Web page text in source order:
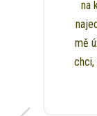
na
mě